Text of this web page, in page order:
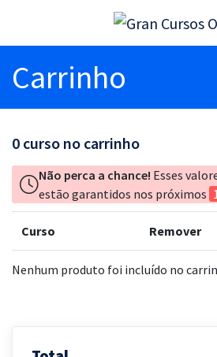
Carrinho
0 curso no carrinho
Não perca a chance! Esses
estão garantidos nos próximos
Curso Remover
Nenhum produto foi incluído no